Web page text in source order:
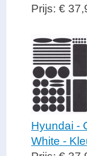
Prijs: €
Hyundai -
White -